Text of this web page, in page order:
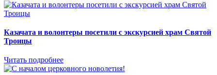
Казачата и волонтеры посетили с экскурсией храм Святой
Троицы
Читать подробнее